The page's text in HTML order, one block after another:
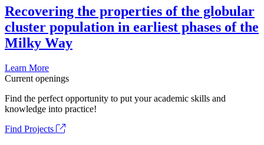
Recovering the properties of the globular
cluster population in earliest phases of the
Milky Way
Learn More
Current openings
Find the perfect opportunity to put your academic skills and
knowledge into practice!
Find Projects